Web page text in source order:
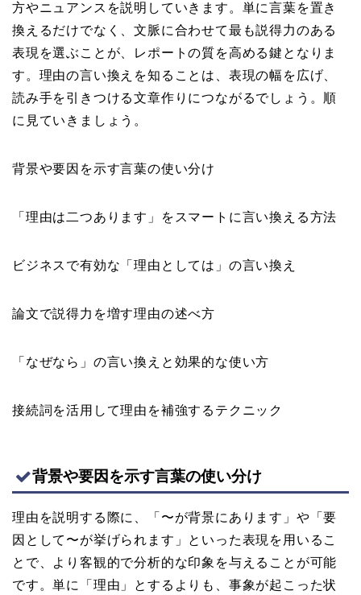
方やニュアンスを説明していきます。単に言葉を置き
換えるだけでなく、文脈に合わせて最も説得力のある
表現を選ぶことが、レポートの質を高める鍵となりま
す。理由の言い換えを知ることは、表現の幅を広げ、
読み手を引きつける文章作りにつながるでしょう。順
に見ていきましょう。
背景や要因を示す言葉の使い分け
「理由は二つあります」をスマートに言い換える方法
ビジネスで有効な「理由としては」の言い換え
論文で説得力を増す理由の述べ方
「なぜなら」の言い換えと効果的な使い方
接続詞を活用して理由を補強するテクニック
背景や要因を示す言葉の使い分け
理由を説明する際に、「〜が背景にあります」や「要
因として〜が挙げられます」といった表現を用いるこ
とで、より客観的で分析的な印象を与えることが可能
です。単に「理由」とするよりも、事象が起こった状